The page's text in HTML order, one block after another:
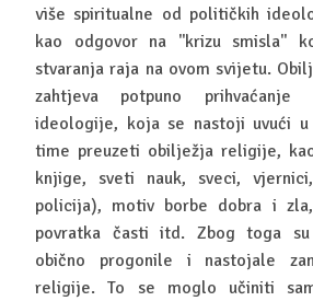
više spiritualne od političkih
kao odgovor na ''krizu smisla''
stvaranja raja na ovom svijetu.
zahtjeva potpuno prihvaćanje
ideologije, koja se nastoji uvući
time preuzeti obilježja religije,
knjige, sveti nauk, sveci,
policija), motiv borbe dobra i
povratka časti itd. Zbog toga
obično progonile i nastojale
religije. To se moglo učiniti